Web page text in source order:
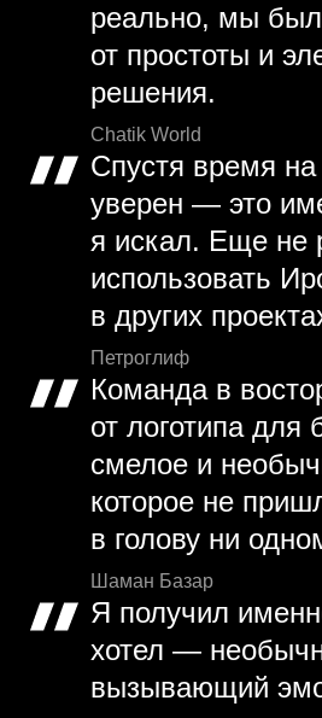
реально, мы
от простоты и
решения.
Chatik World
Спустя время
уверен — это
я искал. Еще не
использовать
в других
Петроглиф
Команда в
от логотипа для
смелое и
которое не
в голову ни
Шаман Базар
Я получил
хотел —
вызывающий